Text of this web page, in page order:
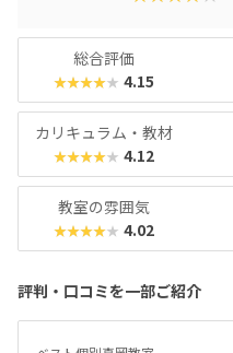
総合評価
★★★★★ 4.15
カリキュラム・教材
★★★★★ 4.12
教室の雰囲気
★★★★★ 4.02
評判・口コミを一部ご紹介